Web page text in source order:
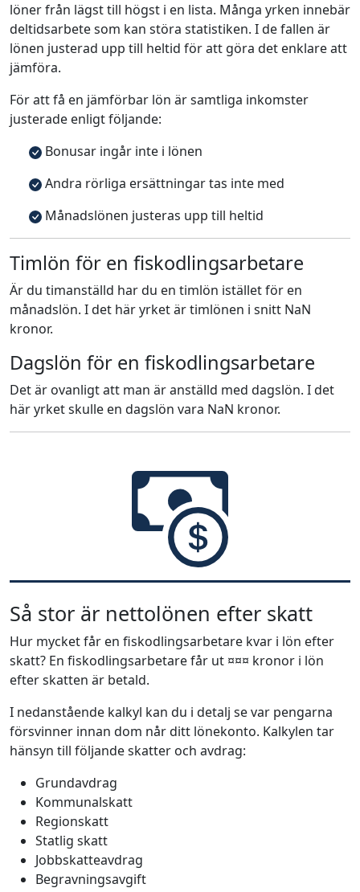
löner från lägst till högst i en lista. Många yrken innebär
deltidsarbete som kan störa statistiken. I de fallen är
lönen justerad upp till heltid för att göra det enklare att
jämföra.
För att få en jämförbar lön är samtliga inkomster
justerade enligt följande:
Bonusar ingår inte i lönen
Andra rörliga ersättningar tas inte med
Månadslönen justeras upp till heltid
Timlön för en fiskodlingsarbetare
Är du timanställd har du en timlön istället för en
månadslön. I det här yrket är timlönen i snitt NaN
kronor.
Dagslön för en fiskodlingsarbetare
Det är ovanligt att man är anställd med dagslön. I det
här yrket skulle en dagslön vara NaN kronor.
Så stor är nettolönen efter skatt
Hur mycket får en fiskodlingsarbetare kvar i lön efter
skatt? En fiskodlingsarbetare får ut ¤¤¤ kronor i lön
efter skatten är betald.
I nedanstående kalkyl kan du i detalj se var pengarna
försvinner innan dom når ditt lönekonto. Kalkylen tar
hänsyn till följande skatter och avdrag:
Grundavdrag
Kommunalskatt
Regionskatt
Statlig skatt
Jobbskatteavdrag
Begravningsavgift